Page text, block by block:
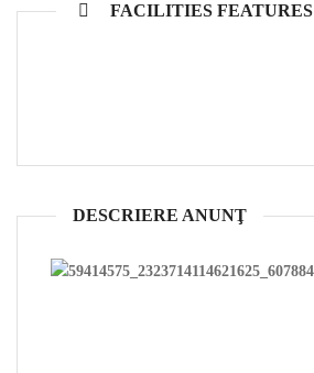
FACILITIES FEATURES
DESCRIERE ANUNŢ